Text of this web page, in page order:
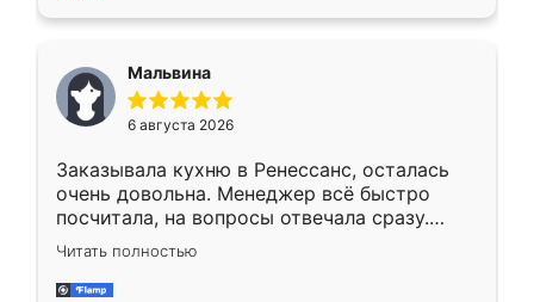
меньше, здесь же он более разнообразный.
Мне нравится ,если что-то потребуется из
мебели буду заказывать только здесь.
Мальвина
6 августа 2026
Заказывала кухню в Ренессанс, осталась
очень довольна. Менеджер всё быстро
посчитала, на вопросы отвечала сразу.
Замерщик приехал в субботу, подошёл к
делу со всей ответственностью. Собрали
за день, ребята работали аккуратно, даже
Читать полностью